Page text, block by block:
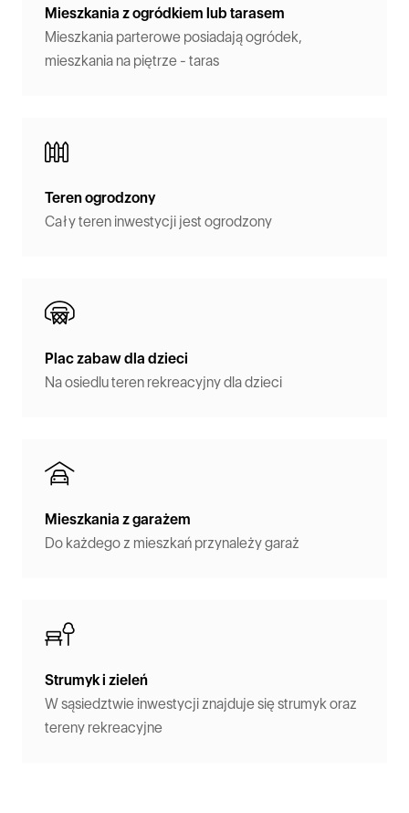
Mieszkania z ogródkiem lub tarasem
Mieszkania parterowe posiadają ogródek,
mieszkania na piętrze - taras
Teren ogrodzony
Cały teren inwestycji jest ogrodzony
Plac zabaw dla dzieci
Na osiedlu teren rekreacyjny dla dzieci
Mieszkania z garażem
Do każdego z mieszkań przynależy garaż
Strumyk i zieleń
W sąsiedztwie inwestycji znajduje się strumyk oraz
tereny rekreacyjne